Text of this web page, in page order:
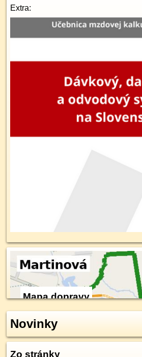
Extra:
Mapa dopravy
Novinky
Zo stránky